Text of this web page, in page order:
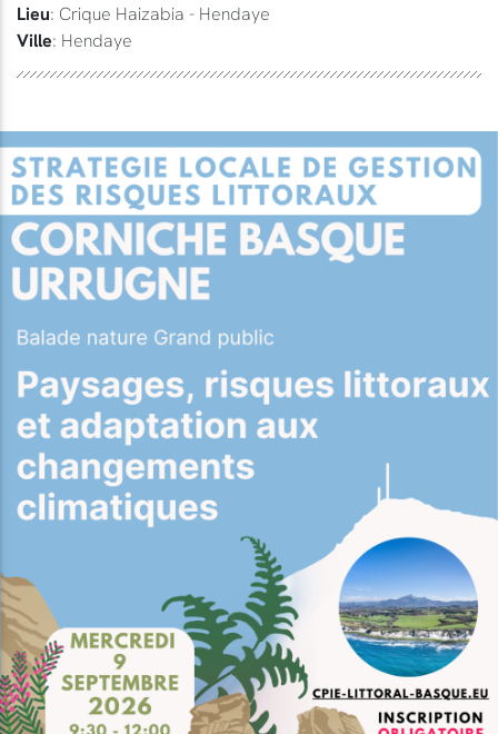
Lieu: Crique Haizabia - Hendaye
Ville: Hendaye